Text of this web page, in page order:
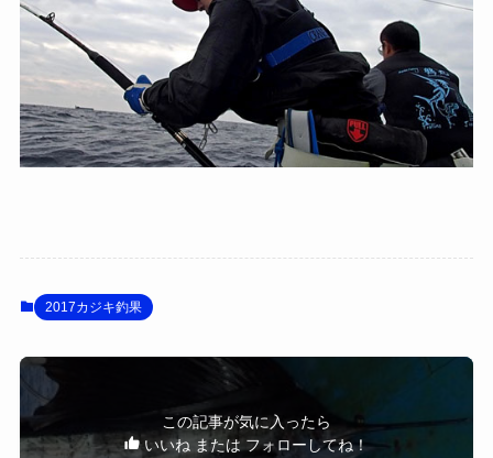
2017カジキ釣果
この記事が気に入ったら
いいね または フォローしてね！